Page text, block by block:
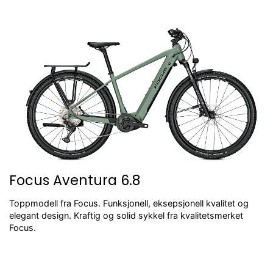
Focus Aventura 6.8
Toppmodell fra Focus. Funksjonell, eksepsjonell kvalitet og
elegant design. Kraftig og solid sykkel fra kvalitetsmerket
Focus.